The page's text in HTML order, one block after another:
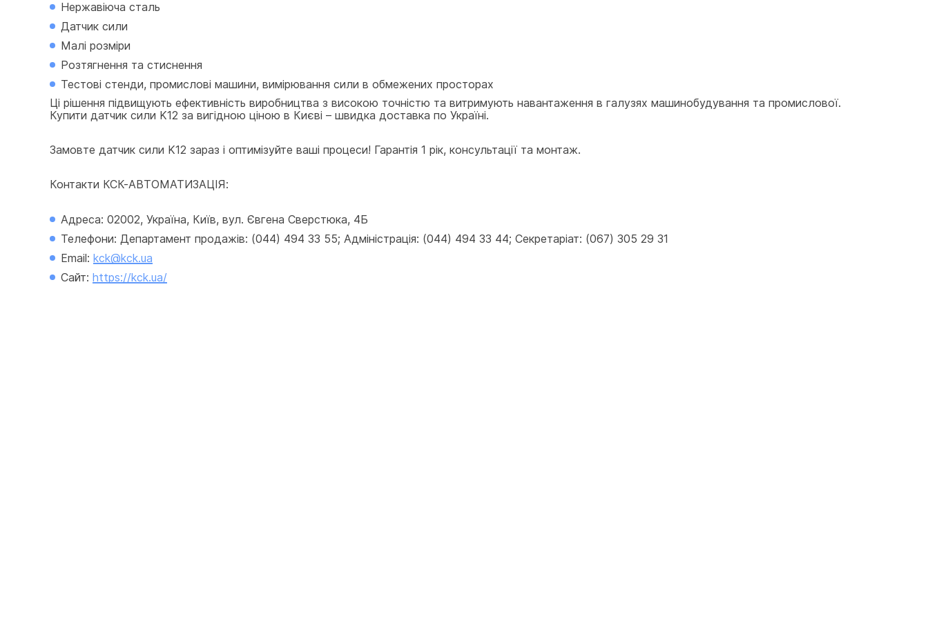
Нержавіюча сталь
Датчик сили
Малі розміри
Розтягнення та стиснення
Тестові стенди, промислові машини, вимірювання сили в обмежених просторах
Ці рішення підвищують ефективність виробництва з високою точністю та витримують навантаження в галузях машинобудування та промислової.
Купити датчик сили K12 за вигідною ціною в Києві – швидка доставка по Україні.
Замовте датчик сили K12 зараз і оптимізуйте ваші процеси! Гарантія 1 рік, консультації та монтаж.
Контакти КСК-АВТОМАТИЗАЦІЯ:
Адреса: 02002, Україна, Київ, вул. Євгена Сверстюка, 4Б
Телефони: Департамент продажів: (044) 494 33 55; Адміністрація: (044) 494 33 44; Секретаріат: (067) 305 29 31
Email: kck@kck.ua
Сайт: https://kck.ua/